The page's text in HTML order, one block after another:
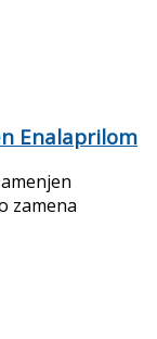
Enalaprilom
zamena